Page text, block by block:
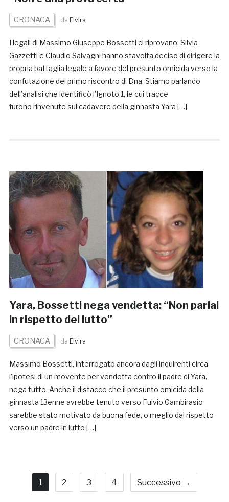
CRONACA da Elvira
I legali di Massimo Giuseppe Bossetti ci riprovano: Silvia
Gazzetti e Claudio Salvagni hanno stavolta deciso di dirigere la
propria battaglia legale a favore del presunto omicida verso la
confutazione del primo riscontro di Dna. Stiamo parlando
dell’analisi che identificò l’Ignoto 1, le cui tracce
furono rinvenute sul cadavere della ginnasta Yara […]
Yara, Bossetti nega vendetta: “Non parlai
in rispetto del lutto”
CRONACA da Elvira
Massimo Bossetti, interrogato ancora dagli inquirenti circa
l’ipotesi di un movente per vendetta contro il padre di Yara,
nega tutto. Anche il distacco che il presunto omicida della
ginnasta 13enne avrebbe tenuto verso Fulvio Gambirasio
sarebbe stato motivato da buona fede, o meglio dal rispetto
verso un padre in lutto […]
1 2 3 4 Successivo →